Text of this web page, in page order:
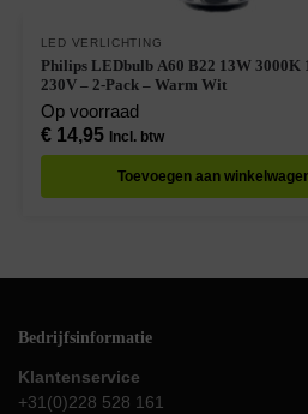
LED VERLICHTING
Philips LEDbulb A60 B22 13W 3000K
230V – 2-Pack – Warm Wit
Op voorraad
€14,95 Incl. btw
Toevoegen aan
Bedrijfsinformatie
Klantenservice
+31(0)228 528 161